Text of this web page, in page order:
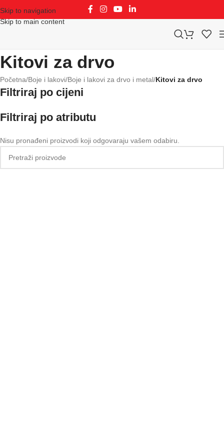
Skip to navigation
Skip to main content
Kitovi za drvo
Početna/Boje i lakovi/Boje i lakovi za drvo i metal/Kitovi za drvo
Filtriraj po cijeni
Filtriraj po atributu
Nisu pronađeni proizvodi koji odgovaraju vašem odabiru.